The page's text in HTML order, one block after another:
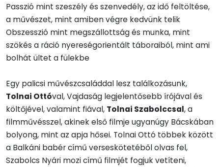
Passzió mint szeszély és szenvedély, az idő feltöltése,
a művészet, mint amiben végre kedvünk telik
Obszesszió mint megszállottság és munka, mint
szökés a ráció nyereségorientált táboraiból, mint ami
bolhát ültet a fülekbe
Egy palicsi művészcsaláddal lesz találkozásunk,
Tolnai Ottóval, Vajdaság legjelentősebb írójával és
költőjével, valamint fiával, Tolnai Szabolccsal, a
filmművésszel, akinek első filmje ugyanúgy Bácskában
bolyong, mint az apja hősei. Tolnai Ottó többek között
a Balkáni babér című verseskötetéből olvas fel,
Szabolcs Nyári mozi című filmjét fogjuk vetíteni,